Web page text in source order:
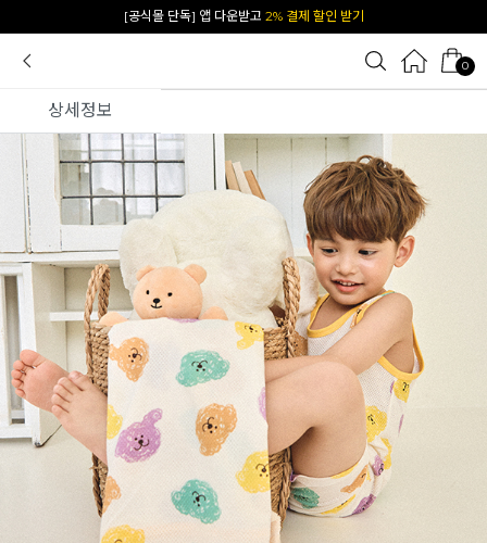
카카오 플친 추가하면1천원 즉시 할인 쿠폰
0
상세정보